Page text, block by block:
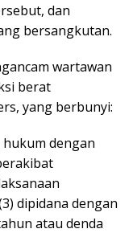
dan
bersangkutan.
wartawan
berat
yang berbunyi:
hukum dengan
dipidana dengan
atau denda